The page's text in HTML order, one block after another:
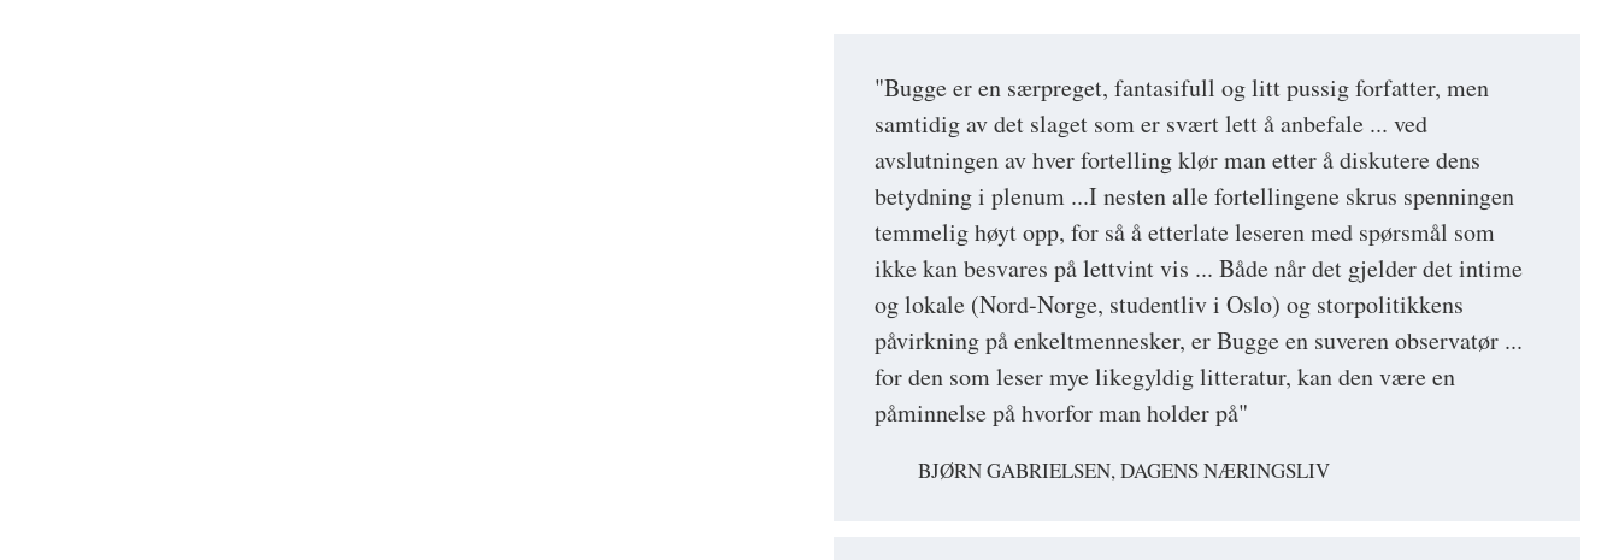
"Bugge er en særpreget, fantasifull og litt pussig forfatter, men
samtidig av det slaget som er svært lett å anbefale ... ved
avslutningen av hver fortelling klør man etter å diskutere dens
betydning i plenum ...I nesten alle fortellingene skrus spenningen
temmelig høyt opp, for så å etterlate leseren med spørsmål som
ikke kan besvares på lettvint vis ... Både når det gjelder det intime
og lokale (Nord-Norge, studentliv i Oslo) og storpolitikkens
påvirkning på enkeltmennesker, er Bugge en suveren observatør ...
for den som leser mye likegyldig litteratur, kan den være en
påminnelse på hvorfor man holder på"
BJØRN GABRIELSEN, DAGENS NÆRINGSLIV